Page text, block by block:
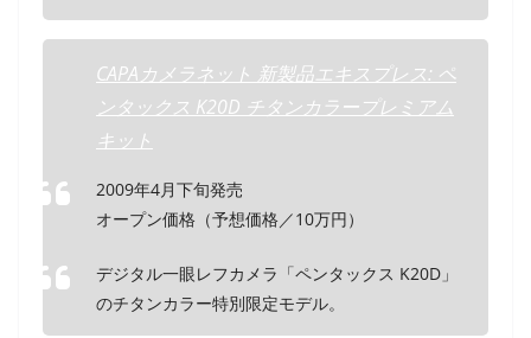
CAPAカメラネット 新製品エキスプレス: ペ
ンタックス K20D チタンカラープレミアム
キット
2009年4月下旬発売
オープン価格（予想価格／10万円）
デジタル一眼レフカメラ「ペンタックス K20D」
のチタンカラー特別限定モデル。